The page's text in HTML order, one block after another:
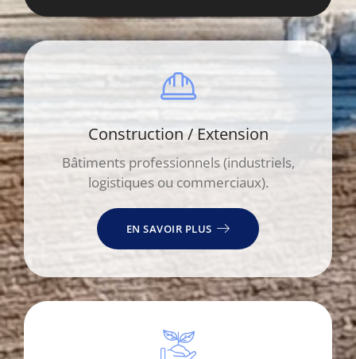
Construction / Extension
Bâtiments professionnels (industriels,
logistiques ou commerciaux).
EN SAVOIR PLUS